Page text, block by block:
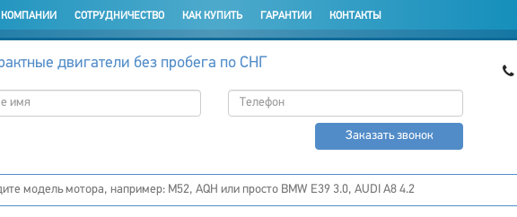
КОМПАНИИ СОТРУДНИЧЕСТВО КАК КУПИТЬ ГАРАНТИИ КОНТАКТЫ
двигатели без пробега по СНГ
Заказать звонок